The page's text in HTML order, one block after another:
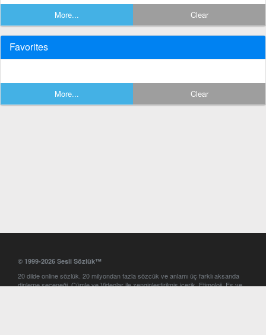
More... Clear
Favorites
More... Clear
© 1999-2026 Sesli Sözlük™
20 dilde online sözlük. 20 milyondan fazla sözcük ve anlamı üç farklı aksanda
dinleme seçeneği. Cümle ve Videolar ile zenginleştirilmiş içerik. Etimoloji, Eş ve